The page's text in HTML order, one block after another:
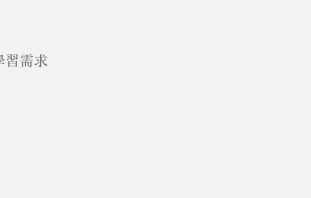
習需求